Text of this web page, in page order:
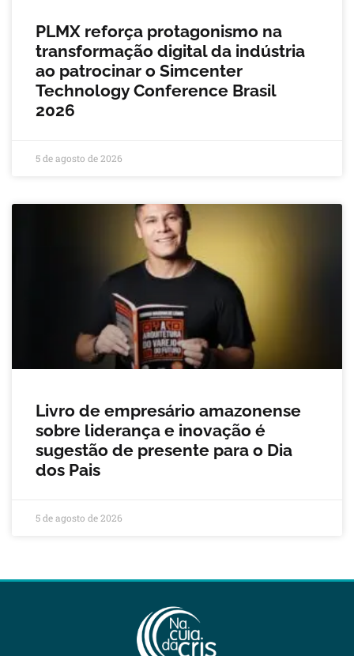
PLMX reforça protagonismo na
transformação digital da indústria
ao patrocinar o Simcenter
Technology Conference Brasil
2026
5 de agosto de 2026
Livro de empresário amazonense
sobre liderança e inovação é
sugestão de presente para o Dia
dos Pais
5 de agosto de 2026